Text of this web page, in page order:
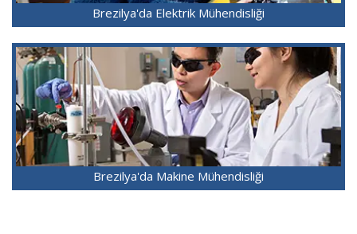
Brezilya'da Elektrik Mühendisliği
Brezilya'da Makine Mühendisliği